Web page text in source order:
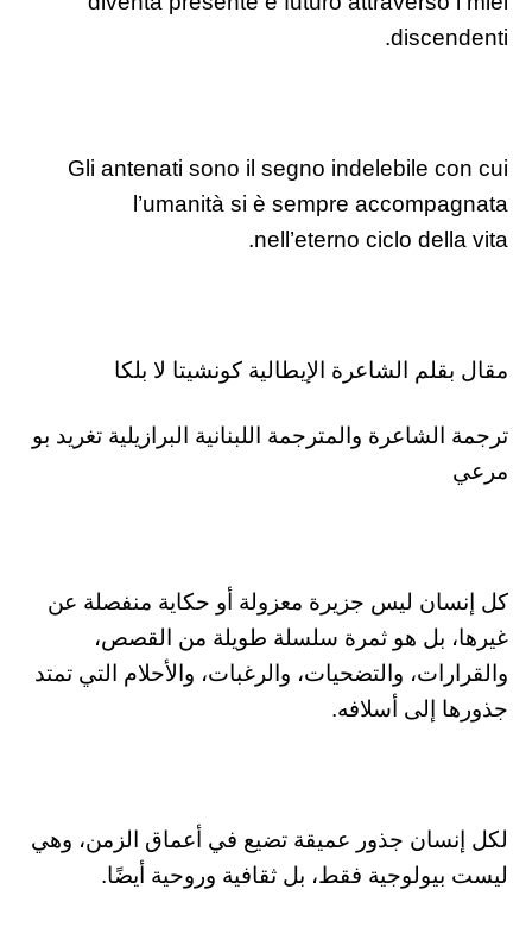
discendenti.
Gli antenati sono il segno indelebile con cui
l’umanità si è sempre accompagnata
nell’eterno ciclo della vita.
مقال بقلم الشاعرة الإيطالية كونشيتا لا بلكا
ترجمة الشاعرة والمترجمة اللبنانية البرازيلية تغريد بو
مرعي
كل إنسان ليس جزيرة معزولة أو حكاية منفصلة عن
غيرها، بل هو ثمرة سلسلة طويلة من القصص،
والقرارات، والتضحيات، والرغبات، والأحلام التي تمتد
جذورها إلى أسلافه.
لكل إنسان جذور عميقة تضيع في أعماق الزمن، وهي
ليست بيولوجية فقط، بل ثقافية وروحية أيضًا.